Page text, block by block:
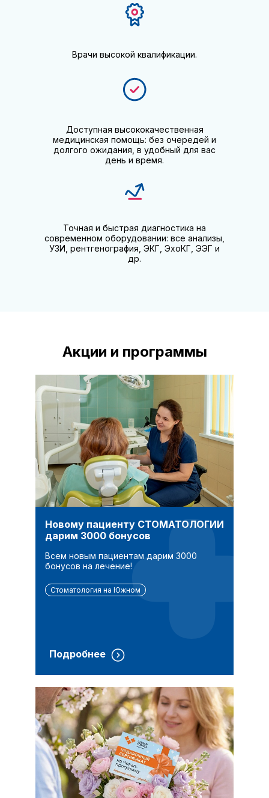
Врачи высокой квалификации.
Доступная высококачественная
медицинская помощь: без очередей и
долгого ожидания, в удобный для вас
день и время.
Точная и быстрая диагностика на
современном оборудовании: все анализы,
УЗИ, рентгенография, ЭКГ, ЭхоКГ, ЭЭГ и
др.
Акции и программы
Новому пациенту СТОМАТОЛОГИИ
дарим 3000 бонусов
Всем новым пациентам дарим 3000
бонусов на лечение!
Стоматология на Южном
Подробнее